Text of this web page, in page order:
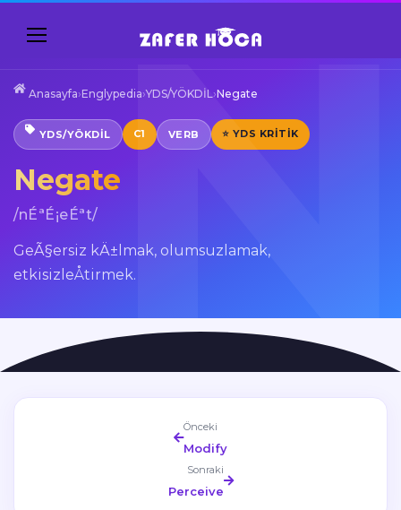
Anasayfa›Englypedia›YDS/YÖKDİL›Negate
YDS/YÖKDİL C1 VERB ⭐ YDS KRITIK
Negate
/nÉªÉ¡eÉªt/
GeÃ§ersiz kÄ±lmak, olumsuzlamak,
etkisizleÅtirmek.
Önceki
Modify
Sonraki
Perceive